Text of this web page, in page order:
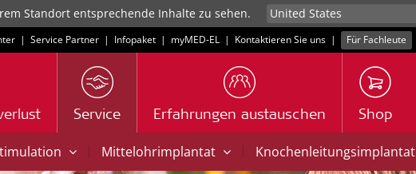
Standort entsprechende Inhalte zu sehen.
| Service Partner | Infopaket | myMED‑EL | Kontaktieren Sie uns | Für Fachleute
Service Erfahrungen austauschen Shop
| Mittelohrimplantat | Knochenleitungsimplantat